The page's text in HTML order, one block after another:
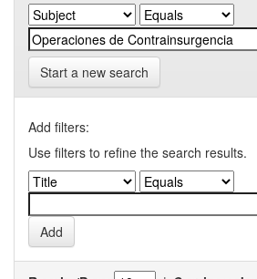
Start a new search
Add filters:
Use filters to refine the search results.